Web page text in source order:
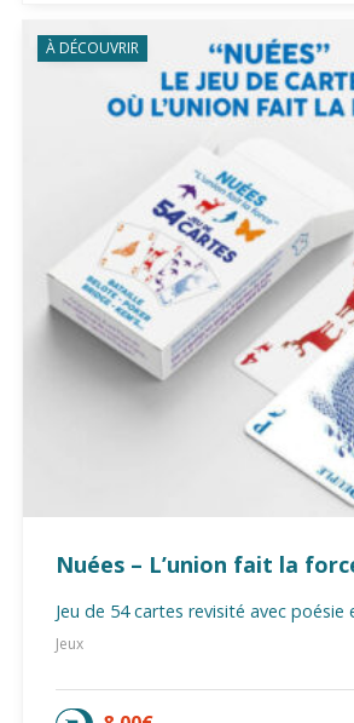
À DÉCOUVRIR
Nuées – L’union fait la
Jeu de 54 cartes revisité avec
Jeux